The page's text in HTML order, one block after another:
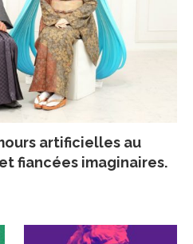
artificielles au
fiancées imaginaires.